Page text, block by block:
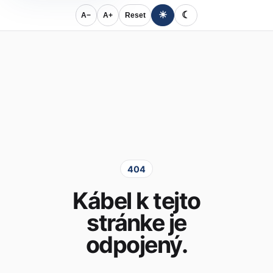
A− A+ Reset ☀ ☾
404
Kábel k tejto
stránke je
odpojený.